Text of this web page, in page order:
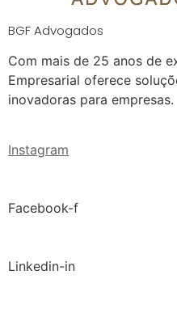
BGF Advogados
Com mais de 25 anos de
Empresarial oferece
inovadoras para empresas.
Instagram
Facebook-f
Linkedin-in